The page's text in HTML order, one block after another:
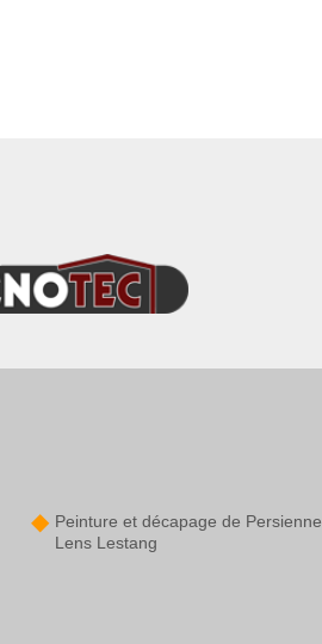
Peinture et décapage de Persienne
Lens Lestang